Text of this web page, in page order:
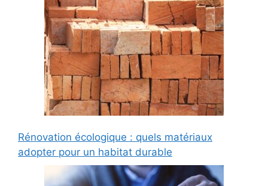
Rénovation écologique : quels matériaux
adopter pour un habitat durable